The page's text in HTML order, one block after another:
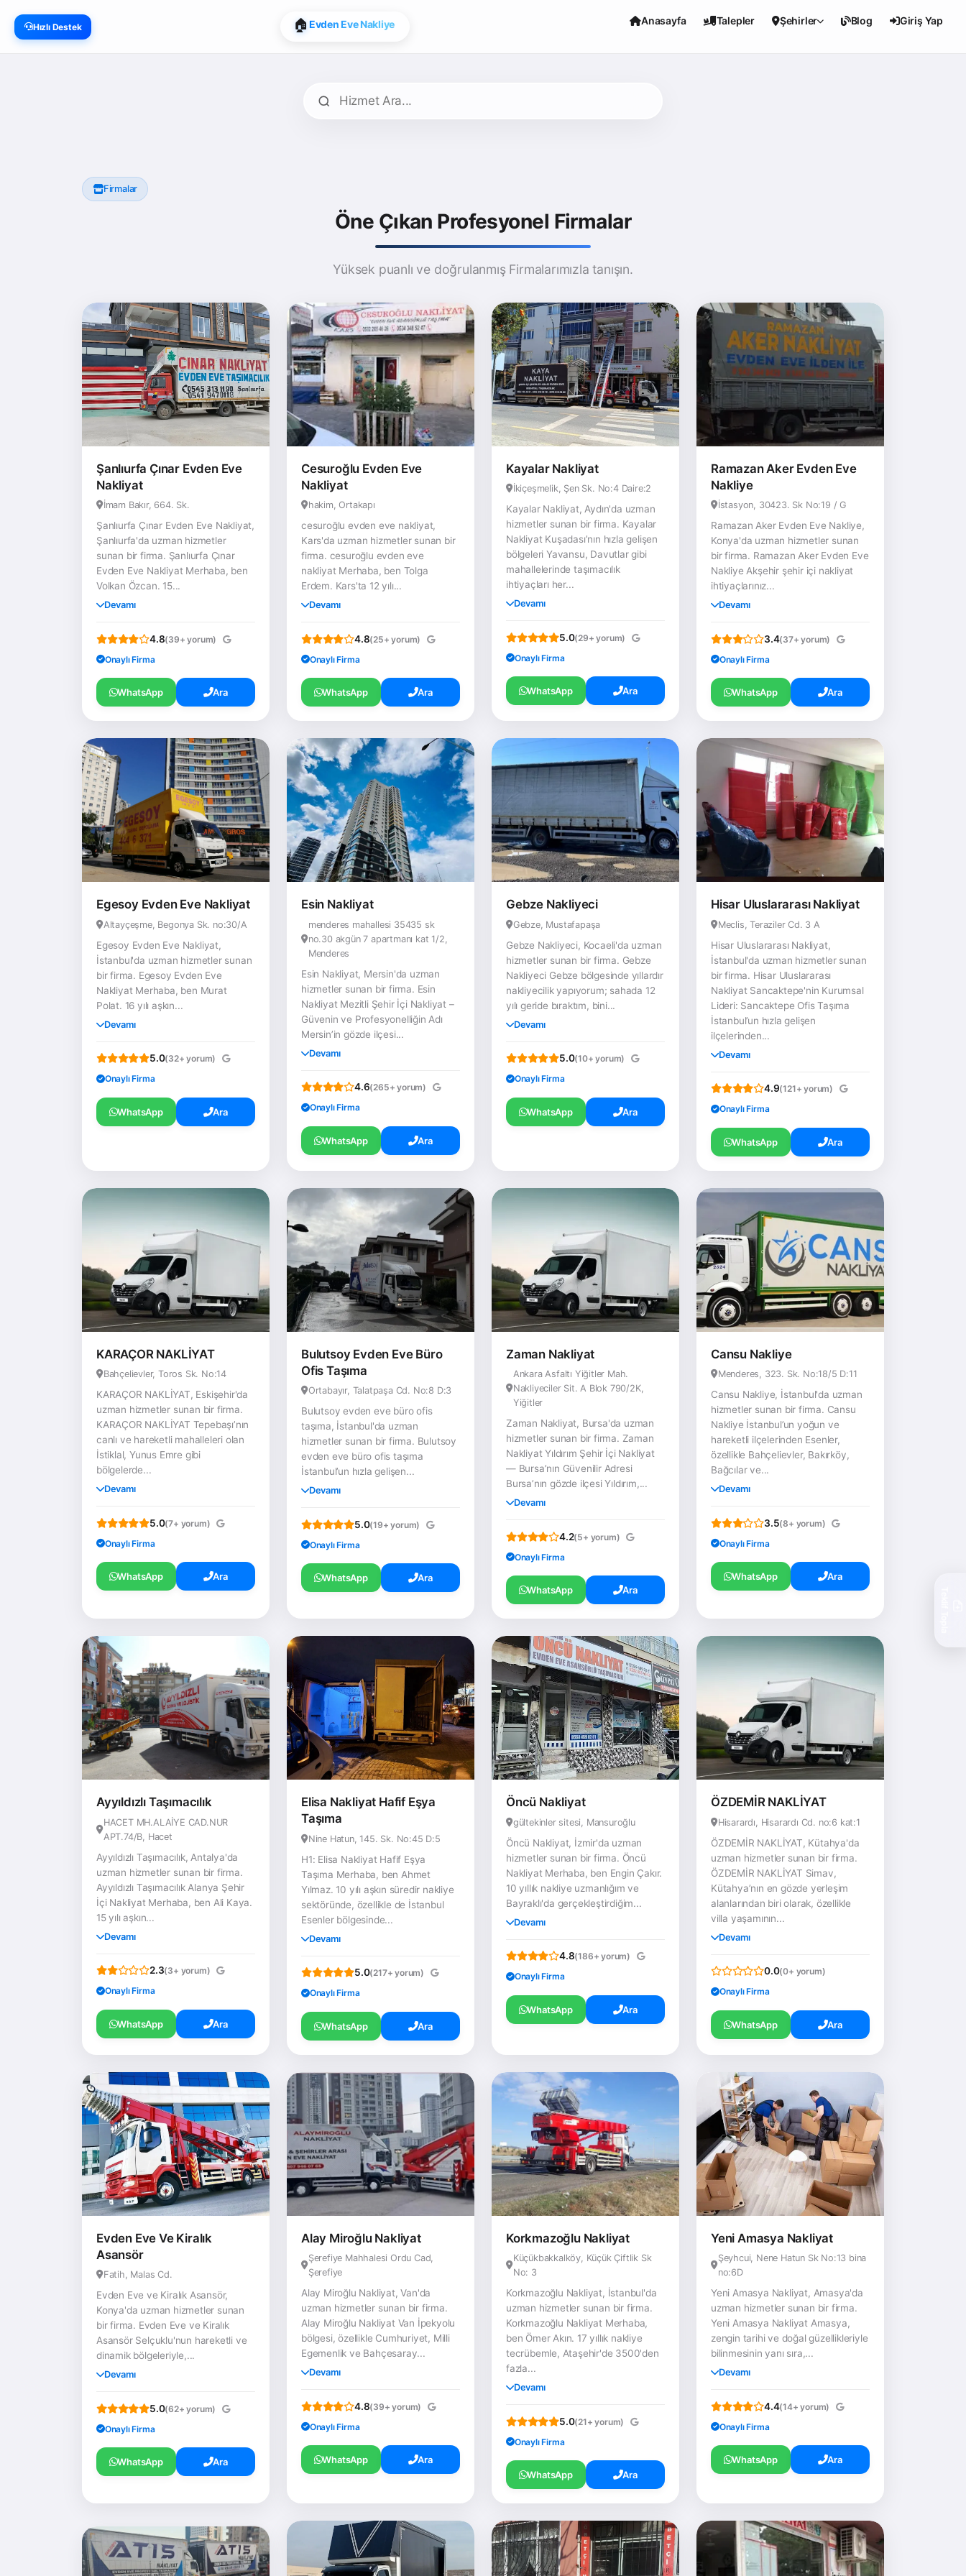
Hızlı Destek 🏠Evden Eve Nakliye Anasayfa Talepler Şehirler Blog Giriş Yap
Firmalar
Öne Çıkan Profesyonel Firmalar
Yüksek puanlı ve doğrulanmış Firmalarımızla tanışın.
Şanlıurfa Çınar Evden Eve
Nakliyat
İmam Bakır, 664. Sk.
Şanlıurfa Çınar Evden Eve Nakliyat,
Şanlıurfa'da uzman hizmetler
sunan bir firma. Şanlıurfa Çınar
Evden Eve Nakliyat Merhaba, ben
Volkan Özcan. 15...
Devamı
4.8(39+ yorum)
Onaylı Firma
WhatsApp Ara
Cesuroğlu Evden Eve
Nakliyat
hakim, Ortakapı
cesuroğlu evden eve nakliyat,
Kars'da uzman hizmetler sunan bir
firma. cesuroğlu evden eve
nakliyat Merhaba, ben Tolga
Erdem. Kars'ta 12 yılı...
Devamı
4.8(25+ yorum)
Onaylı Firma
WhatsApp Ara
Kayalar Nakliyat
İkiçeşmelik, Şen Sk. No:4 Daire:2
Kayalar Nakliyat, Aydın'da uzman
hizmetler sunan bir firma. Kayalar
Nakliyat Kuşadası’nın hızla gelişen
bölgeleri Yavansu, Davutlar gibi
mahallelerinde taşımacılık
ihtiyaçları her...
Devamı
5.0(29+ yorum)
Onaylı Firma
WhatsApp Ara
Ramazan Aker Evden Eve
Nakliye
İstasyon, 30423. Sk No:19 / G
Ramazan Aker Evden Eve Nakliye,
Konya'da uzman hizmetler sunan
bir firma. Ramazan Aker Evden Eve
Nakliye Akşehir şehir içi nakliyat
ihtiyaçlarınız...
Devamı
3.4(37+ yorum)
Onaylı Firma
WhatsApp Ara
Egesoy Evden Eve Nakliyat
Altayçeşme, Begonya Sk. no:30/A
Egesoy Evden Eve Nakliyat,
İstanbul'da uzman hizmetler sunan
bir firma. Egesoy Evden Eve
Nakliyat Merhaba, ben Murat
Polat. 16 yılı aşkın...
Devamı
5.0(32+ yorum)
Onaylı Firma
WhatsApp Ara
Esin Nakliyat
menderes mahallesi 35435 sk
no.30 akgün 7 apartmanı kat 1/2,
Menderes
Esin Nakliyat, Mersin'da uzman
hizmetler sunan bir firma. Esin
Nakliyat Mezitli Şehir İçi Nakliyat –
Güvenin ve Profesyonelliğin Adı
Mersin’in gözde ilçesi...
Devamı
4.6(265+ yorum)
Onaylı Firma
WhatsApp Ara
Gebze Nakliyeci
Gebze, Mustafapaşa
Gebze Nakliyeci, Kocaeli'da uzman
hizmetler sunan bir firma. Gebze
Nakliyeci Gebze bölgesinde yıllardır
nakliyecilik yapıyorum; sahada 12
yılı geride bıraktım, bini...
Devamı
5.0(10+ yorum)
Onaylı Firma
WhatsApp Ara
Hisar Uluslararası Nakliyat
Meclis, Teraziler Cd. 3 A
Hisar Uluslararası Nakliyat,
İstanbul'da uzman hizmetler sunan
bir firma. Hisar Uluslararası
Nakliyat Sancaktepe'nin Kurumsal
Lideri: Sancaktepe Ofis Taşıma
İstanbul’un hızla gelişen
ilçelerinden...
Devamı
4.9(121+ yorum)
Onaylı Firma
WhatsApp Ara
KARAÇOR NAKLİYAT
Bahçelievler, Toros Sk. No:14
KARAÇOR NAKLİYAT, Eskişehir'da
uzman hizmetler sunan bir firma.
KARAÇOR NAKLİYAT Tepebaşı’nın
canlı ve hareketli mahalleleri olan
İstiklal, Yunus Emre gibi
bölgelerde...
Devamı
5.0(7+ yorum)
Onaylı Firma
WhatsApp Ara
Bulutsoy Evden Eve Büro
Ofis Taşıma
Ortabayır, Talatpaşa Cd. No:8 D:3
Bulutsoy evden eve büro ofis
taşıma, İstanbul'da uzman
hizmetler sunan bir firma. Bulutsoy
evden eve büro ofis taşıma
İstanbul’un hızla gelişen...
Devamı
5.0(19+ yorum)
Onaylı Firma
WhatsApp Ara
Zaman Nakliyat
Ankara Asfaltı Yiğitler Mah.
Nakliyeciler Sit. A Blok 790/2K,
Yiğitler
Zaman Nakliyat, Bursa'da uzman
hizmetler sunan bir firma. Zaman
Nakliyat Yıldırım Şehir İçi Nakliyat
— Bursa’nın Güvenilir Adresi
Bursa’nın gözde ilçesi Yıldırım,...
Devamı
4.2(5+ yorum)
Onaylı Firma
WhatsApp Ara
Cansu Nakliye
Menderes, 323. Sk. No:18/5 D:11
Cansu Nakliye, İstanbul'da uzman
hizmetler sunan bir firma. Cansu
Nakliye İstanbul’un yoğun ve
hareketli ilçelerinden Esenler,
özellikle Bahçelievler, Bakırköy,
Bağcılar ve...
Devamı
3.5(8+ yorum)
Onaylı Firma
WhatsApp Ara
Ayyıldızlı Taşımacılık
HACET MH.ALAİYE CAD.NUR
APT.74/B, Hacet
Ayyıldızlı Taşımacılık, Antalya'da
uzman hizmetler sunan bir firma.
Ayyıldızlı Taşımacılık Alanya Şehir
İçi Nakliyat Merhaba, ben Ali Kaya.
15 yılı aşkın...
Devamı
2.3(3+ yorum)
Onaylı Firma
WhatsApp Ara
Elisa Nakliyat Hafif Eşya
Taşıma
Nine Hatun, 145. Sk. No:45 D:5
H1: Elisa Nakliyat Hafif Eşya
Taşıma Merhaba, ben Ahmet
Yılmaz. 10 yılı aşkın süredir nakliye
sektöründe, özellikle de İstanbul
Esenler bölgesinde...
Devamı
5.0(217+ yorum)
Onaylı Firma
WhatsApp Ara
Öncü Nakliyat
gültekinler sitesi, Mansuroğlu
Öncü Nakliyat, İzmir'da uzman
hizmetler sunan bir firma. Öncü
Nakliyat Merhaba, ben Engin Çakır.
10 yıllık nakliye uzmanlığım ve
Bayraklı'da gerçekleştirdiğim...
Devamı
4.8(186+ yorum)
Onaylı Firma
WhatsApp Ara
ÖZDEMİR NAKLİYAT
Hisarardı, Hisarardı Cd. no:6 kat:1
ÖZDEMİR NAKLİYAT, Kütahya'da
uzman hizmetler sunan bir firma.
ÖZDEMİR NAKLİYAT Simav,
Kütahya’nın en gözde yerleşim
alanlarından biri olarak, özellikle
villa yaşamının...
Devamı
0.0(0+ yorum)
Onaylı Firma
WhatsApp Ara
Evden Eve Ve Kiralık
Asansör
Fatih, Malas Cd.
Evden Eve ve Kiralık Asansör,
Konya'da uzman hizmetler sunan
bir firma. Evden Eve ve Kiralık
Asansör Selçuklu'nun hareketli ve
dinamik bölgeleriyle,...
Devamı
5.0(62+ yorum)
Onaylı Firma
WhatsApp Ara
Alay Miroğlu Nakliyat
Şerefiye Mahhalesi Ordu Cad,
Şerefiye
Alay Miroğlu Nakliyat, Van'da
uzman hizmetler sunan bir firma.
Alay Miroğlu Nakliyat Van İpekyolu
bölgesi, özellikle Cumhuriyet, Milli
Egemenlik ve Bahçesaray...
Devamı
4.8(39+ yorum)
Onaylı Firma
WhatsApp Ara
Korkmazoğlu Nakliyat
Küçükbakkalköy, Küçük Çiftlik Sk
No: 3
Korkmazoğlu Nakliyat, İstanbul'da
uzman hizmetler sunan bir firma.
Korkmazoğlu Nakliyat Merhaba,
ben Ömer Akın. 17 yıllık nakliye
tecrübemle, Ataşehir'de 3500'den
fazla...
Devamı
5.0(21+ yorum)
Onaylı Firma
WhatsApp Ara
Yeni Amasya Nakliyat
Şeyhcui, Nene Hatun Sk No:13 bina
no:6D
Yeni Amasya Nakliyat, Amasya'da
uzman hizmetler sunan bir firma.
Yeni Amasya Nakliyat Amasya,
zengin tarihi ve doğal güzellikleriyle
bilinmesinin yanı sıra,...
Devamı
4.4(14+ yorum)
Onaylı Firma
WhatsApp Ara